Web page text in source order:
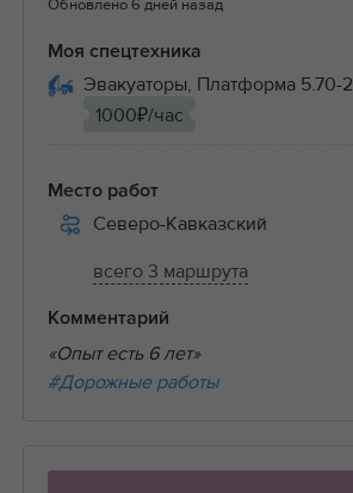
Обновлено 6 дней назад
Моя спецтехника
Эвакуаторы, Платформа 5.70-
1000₽/час
Место работ
Северо-Кавказский
всего 3 маршрута
Комментарий
«Опыт есть 6 лет»
#Дорожные работы